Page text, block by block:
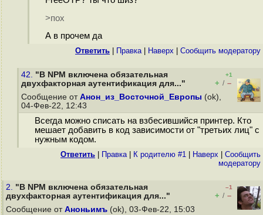
>пох
А в прочем да
Ответить Правка| Наверх Cообщить модератору
42. "В NPM включена обязательная
двухфакторная аутентификация для..."
+1
+ / –
Сообщение от Анон_из_Восточной_Европы (ok),
04-Фев-22, 12:43
Всегда можно списать на взбесившийся принтер. Кто
мешает добавить в код зависимости от "третьих лиц" с
нужным кодом.
Ответить Правка| К родителю #1 Наверх
Cообщить
модератору
2. "В NPM включена обязательная
двухфакторная аутентификация для..."
–1
+ / –
Сообщение от Аноньимъ (ok), 03-Фев-22, 15:03